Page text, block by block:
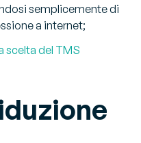
semplicemente di
a internet;
scelta del TMS